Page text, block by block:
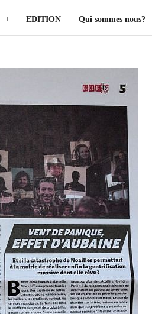
EDITION Qui sommes nous?